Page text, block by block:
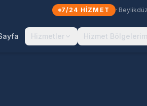
7/24 HIZMET ·
Hizmetler Hizmet